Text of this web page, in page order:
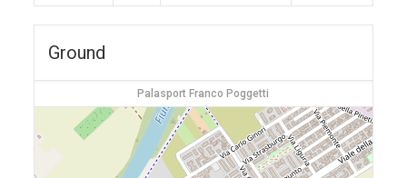
Ground
Palasport Franco Poggetti